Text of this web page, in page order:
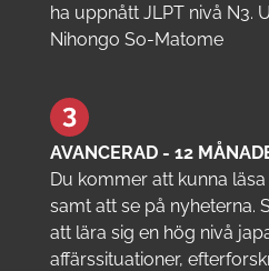
ha uppnått JLPT nivå N3.
Nihongo So-Matome
AVANCERAD - 12
Du kommer att kunna
samt att se på nyheterna.
att lära sig en hög nivå
affärssituationer,